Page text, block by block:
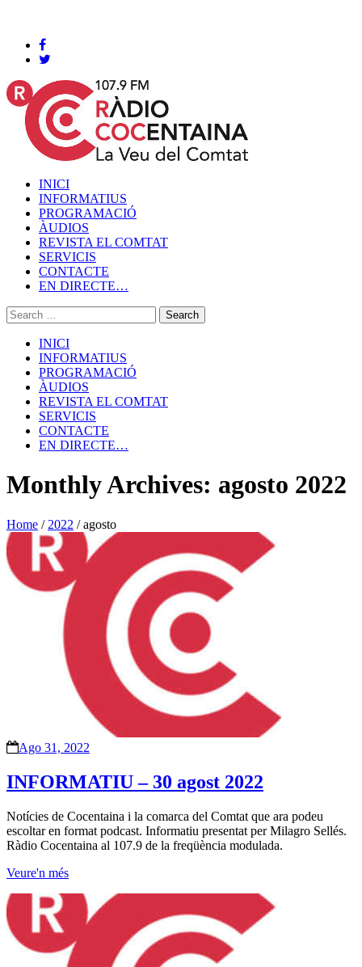
INICI
INFORMATIUS
PROGRAMACIÓ
ÀUDIOS
REVISTA EL COMTAT
SERVICIS
CONTACTE
EN DIRECTE…
INICI
INFORMATIUS
PROGRAMACIÓ
ÀUDIOS
REVISTA EL COMTAT
SERVICIS
CONTACTE
EN DIRECTE…
Monthly Archives: agosto 2022
Home / 2022 /agosto
Ago 31, 2022
INFORMATIU – 30 agost 2022
Notícies de Cocentaina i la comarca del Comtat que ara podeu
escoltar en format podcast. Informatiu presentat per Milagro Sellés.
Ràdio Cocentaina al 107.9 de la freqüència modulada.
Veure'n més